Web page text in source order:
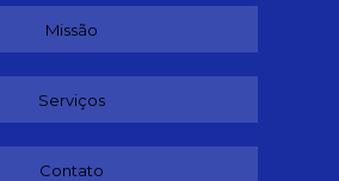
Missão
Serviços
Contato